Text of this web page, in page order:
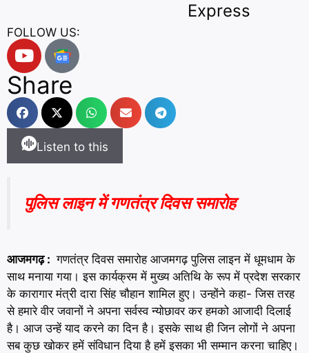
Express
FOLLOW US:
Share
Listen to this
पुलिस लाइन में गणतंत्र दिवस समारोह
आजमगढ़ : गणतंत्र दिवस समारोह आजमगढ़ पुलिस लाइन में धूमधाम के
साथ मनाया गया। इस कार्यक्रम में मुख्य अतिथि के रूप में प्रदेश सरकार
के कारागार मंत्री दारा सिंह चौहान शामिल हुए। उन्होंने कहा- जिस तरह
से हमारे वीर जवानों ने अपना सर्वस्व न्योछावर कर हमको आजादी दिलाई
है। आज उन्हें याद करने का दिन है। इसके साथ ही जिन लोगों ने अपना
सब कुछ खोकर हमें संविधान दिया है हमें इसका भी सम्मान करना चाहिए।